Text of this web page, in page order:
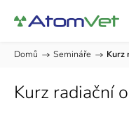
Domů / Semináře / Kurz
Kurz radiační